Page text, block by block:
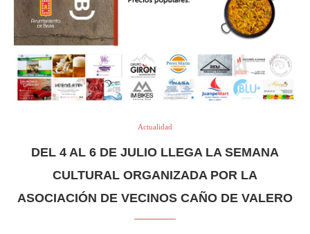
Actualidad
DEL 4 AL 6 DE JULIO LLEGA LA SEMANA
CULTURAL ORGANIZADA POR LA
ASOCIACIÓN DE VECINOS CAÑO DE VALERO